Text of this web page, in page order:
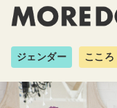
ジェンダー こころ